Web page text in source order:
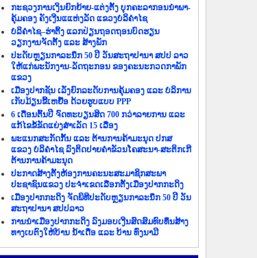
ກະຊວງການເງິນຍົກຍ້າຍ-ແຕ່ງຕັ້ງ ບຸກຄະລາກອນນຳພາ-
ຄຸ້ມຄອງ ຄັງເງີນແແຫ່ງລັດ ແຂວງບໍລິຄຳໄຊ
ບໍລິຄຳໄຊ–ຮ່າຕິ້ງ ແລກປ່ຽນຖອດຖອນບົດຮຽນ
ວຽກງານຈັດຕັ້ງ ແລະ ສ້າງພັກ
ປະດັບຫຼຽນກາລະນຶກ 50 ປີ ວັນສະຖາປານາ ສປປ ລາວ
ໃຫ້ແກ່ພະນັກງານ-ລັດຖະກອນ ຂອງຄະນະກວດກາພັກ
ແຂວງ
ເມືອງປາກຊັນ ເລັ່ງຍົກລະດັບການຄຸ້ມຄອງ ແລະ ບໍລິການ
ເກັບມ້ຽນຂີ້ເຫຍື້ອ ດ້ວຍຮູບແບບ PPP
6 ເດືອນຕົ້ນປີ ຈົດທະບຽນສິດ 700 ກວ່າລາຍການ ແລະ
ແກ້ໄຂຂໍ້ຂັດແຍ່ງສຳເລັດ 15 ເລື່ອງ
ພະແນກສະກັດກັ້ນ ແລະ ຕ້ານການຄ້າມະນຸດ ປກສ
ແຂວງ ບໍລິຄຳໄຊ ລົງຕິດປາຍຄຳຂັວນໂຄສະນາ-ສະຕິກເກີ
ຕ້ານການຄ້າມະນຸດ
ປະກາດສ້າງຕັ້ງຫ້ອງການຄະນະສະມາຊິກສະພາ
ປະຊາຊົນແຂວງ ປະຈຳເຂດເລືອກຕັ້ງເມືອງປາກກະດິງ
ເມືອງປາກກະດິງ ຈັດພິທີປະດັບຫຼຽນກາລະນຶກ 50 ປີ ວັນ
ສະຖາປານາ ສປປລາວ
ການນຳເມືອງປາກກະດິງ ລົງມອບເງີນສົດສົມທົບທຶນສ້າງ
ທາງເບຕົງໃຫ້ບ້ານ ນ້ຳເດື່ອ ແລະ ບ້ານ ທົ່ງນາມີ